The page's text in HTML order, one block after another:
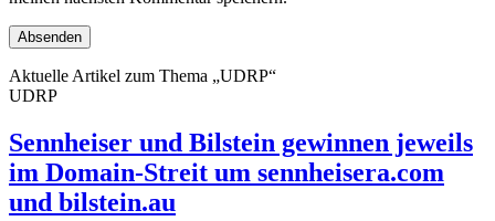
Aktuelle Artikel zum Thema „UDRP“
UDRP
Sennheiser und Bilstein gewinnen jeweils
im Domain-Streit um sennheisera.com
und bilstein.au